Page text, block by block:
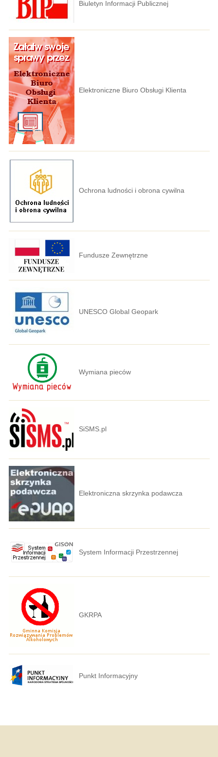
Biuletyn Informacji Publicznej
Elektroniczne Biuro Obsługi Klienta
Ochrona ludności i obrona cywilna
Fundusze Zewnętrzne
UNESCO Global Geopark
Wymiana pieców
SiSMS.pl
Elektroniczna skrzynka podawcza
System Informacji Przestrzennej
GKRPA
Punkt Informacyjny